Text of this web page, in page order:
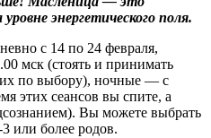
энергетического поля.
с 14 по 24 февраля,
мск (стоять и принимать
по выбору), ночные — с
этих сеансов вы спите, а
Вы можете выбрать
или более родов.